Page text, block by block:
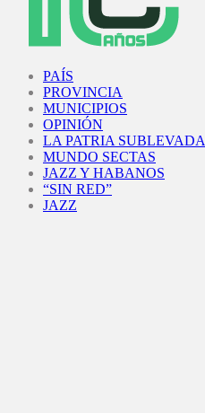
PAÍS
PROVINCIA
MUNICIPIOS
OPINIÓN
LA PATRIA SUBLEVADA
MUNDO SECTAS
JAZZ Y HABANOS
“SIN RED”
JAZZ